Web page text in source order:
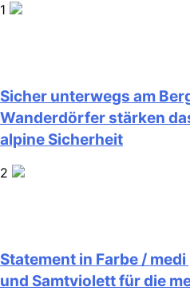
1
Sicher unterwegs am
Wanderdörfer stärken
alpine Sicherheit
2
Statement in Farbe /
und Samtviolett für die